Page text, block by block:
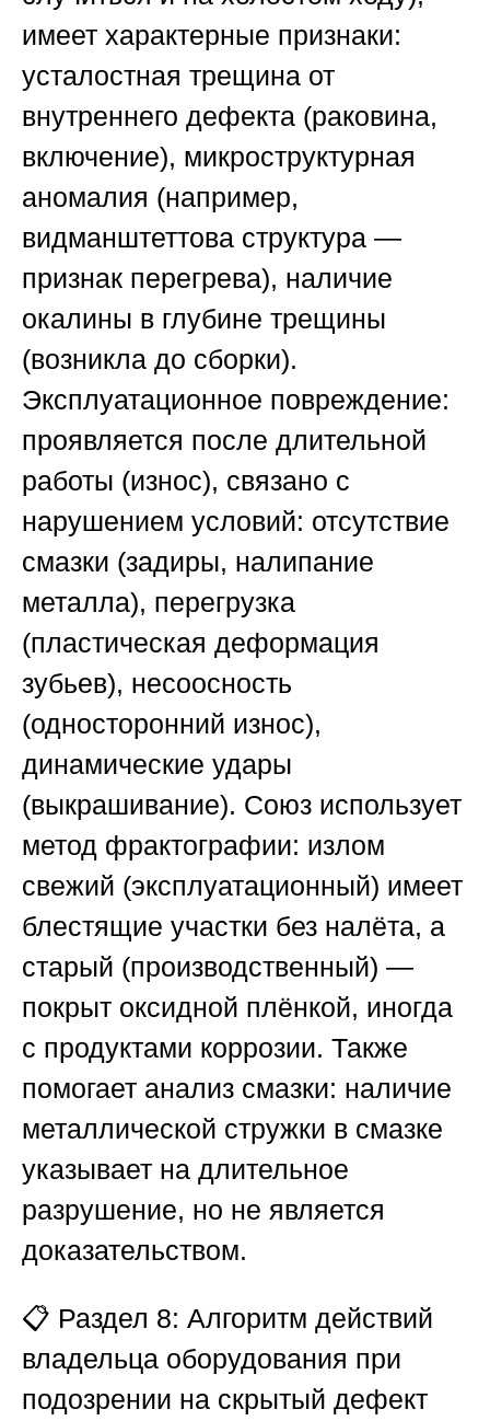
имеет характерные признаки:
усталостная трещина от
внутреннего дефекта (раковина,
включение), микроструктурная
аномалия (например,
видманштеттова структура —
признак перегрева), наличие
окалины в глубине трещины
(возникла до сборки).
Эксплуатационное повреждение:
проявляется после длительной
работы (износ), связано с
нарушением условий: отсутствие
смазки (задиры, налипание
металла), перегрузка
(пластическая деформация
зубьев), несоосность
(односторонний износ),
динамические удары
(выкрашивание). Союз использует
метод фрактографии: излом
свежий (эксплуатационный) имеет
блестящие участки без налёта, а
старый (производственный) —
покрыт оксидной плёнкой, иногда
с продуктами коррозии. Также
помогает анализ смазки: наличие
металлической стружки в смазке
указывает на длительное
разрушение, но не является
доказательством.
📋 Раздел 8: Алгоритм действий
владельца оборудования при
подозрении на скрытый дефект